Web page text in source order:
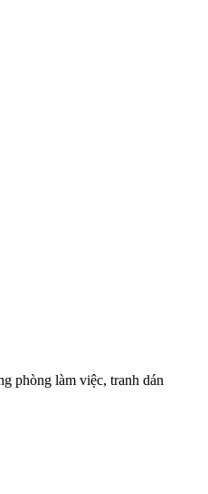
phòng làm việc, tranh dán